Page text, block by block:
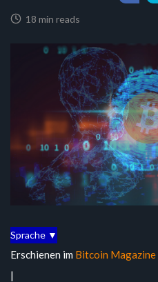
18 min reads
Sprache ▼
Erschienen im Bitcoin Magazine
|